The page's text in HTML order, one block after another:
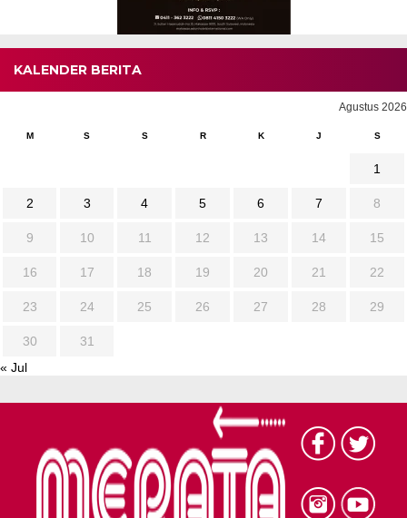
KALENDER BERITA
Agustus 2026
M S S R K J S
1
2 3 4 5 6 7 8
9 10 11 12 13 14 15
16 17 18 19 20 21 22
23 24 25 26 27 28 29
30
31
« Jul